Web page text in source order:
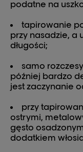
podatne na
tapirowanie
przy nasadzie, a
długości;
samo
później bardzo
jest zaczynanie
przy
ostrymi,
gęsto
dodatkiem